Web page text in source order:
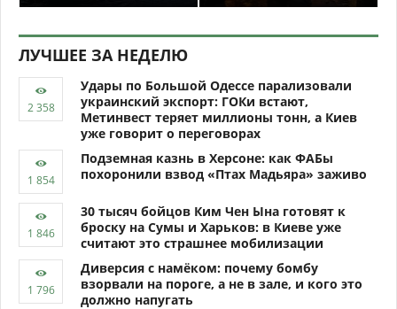
ЛУЧШЕЕ ЗА НЕДЕЛЮ
Удары по Большой Одессе парализовали
украинский экспорт: ГОКи встают,
Метинвест теряет миллионы тонн, а Киев
уже говорит о переговорах
Подземная казнь в Херсоне: как ФАБы
похоронили взвод «Птах Мадьяра» заживо
30 тысяч бойцов Ким Чен Ына готовят к
броску на Сумы и Харьков: в Киеве уже
считают это страшнее мобилизации
Диверсия с намёком: почему бомбу
взорвали на пороге, а не в зале, и кого это
должно напугать